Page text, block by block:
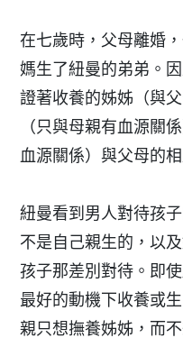
在七歲時，父母離婚
媽生了紐曼的弟弟。
證著收養的姊姊（與
（只與母親有血源關
血源關係）與父母的
紐曼看到男人對待孩
不是自己親生的，以
孩子那差別對待。即
最好的動機下收養或
親只想撫養姊姊，而